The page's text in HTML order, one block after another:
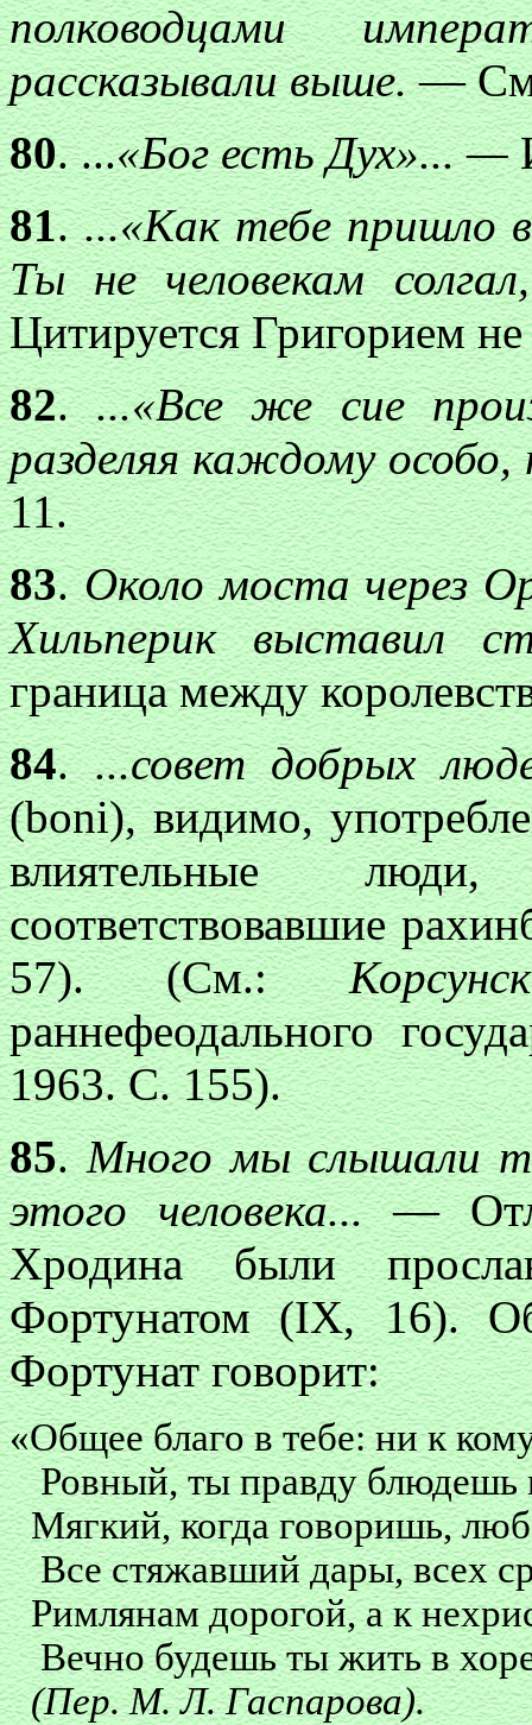
полководцами
рассказывали выше.— См.
80. ...«Бог есть Дух»... —
81....«Как тебе пришло в
Ты не человекам
Цитируется Григорием
82....«Все же cиe
разделяя каждому
11.
83.Около моста через
Хильперик выставил
граница между
84....совет добрых
(boni), видимо,
влиятельные
соответствовавшие
57). (См.:
раннефеодального
1963. С. 155).
85.Много мы слышали
этого человека...—
Хродина были
Фортунатом (IX, 16).
Фортунат говорит:
«Общее благо в тебе: ни к
Ровный, ты правду блюдешь
Мягкий, когда говоришь,
Все стяжавший дары, всех
Римлянам дорогой, а к
Вечно будешь ты жить в
(Пер. М. Л. Гаспарова).